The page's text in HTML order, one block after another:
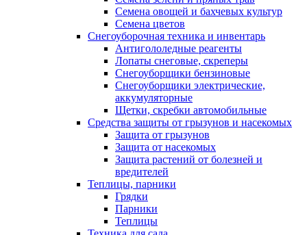
Семена овощей и бахчевых культур
Семена цветов
Снегоуборочная техника и инвентарь
Антигололедные реагенты
Лопаты снеговые, скреперы
Снегоуборщики бензиновые
Снегоуборщики электрические,
аккумуляторные
Щетки, скребки автомобильные
Средства защиты от грызунов и насекомых
Защита от грызунов
Защита от насекомых
Защита растений от болезней и
вредителей
Теплицы, парники
Грядки
Парники
Теплицы